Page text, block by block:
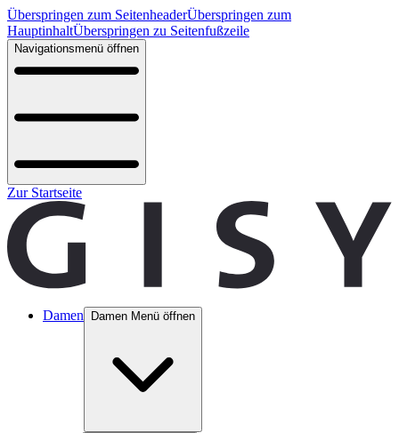
Überspringen zum SeitenheaderÜberspringen zum
HauptinhaltÜberspringen zu Seitenfußzeile
Navigationsmenü öffnen
Zur Startseite
Damen Damen Menü öffnen